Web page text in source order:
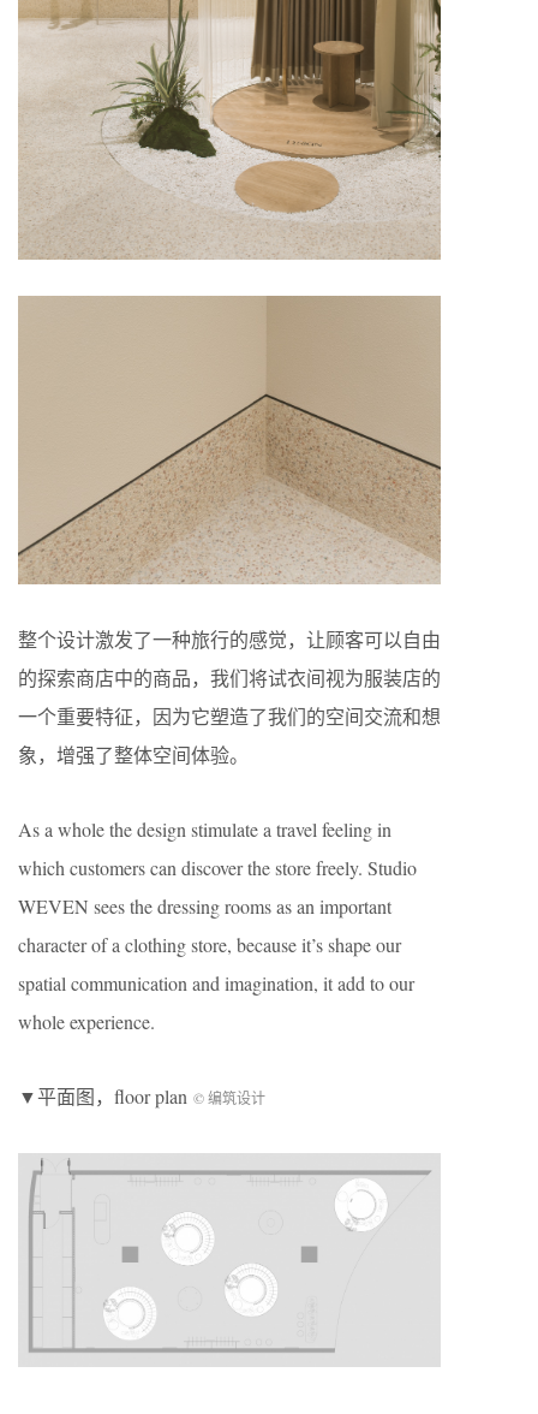
整个设计激发了一种旅行的感觉，让顾客可以自由
的探索商店中的商品，我们将试衣间视为服装店的
一个重要特征，因为它塑造了我们的空间交流和想
象，增强了整体空间体验。
As a whole the design stimulate a travel feeling in
which customers can discover the store freely. Studio
WEVEN sees the dressing rooms as an important
character of a clothing store, because it’s shape our
spatial communication and imagination, it add to our
whole experience.
▼平面图，floor plan © 编筑设计